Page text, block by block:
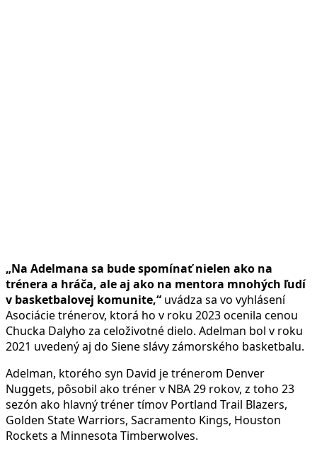
„Na Adelmana sa bude spomínať nielen ako na
trénera a hráča, ale aj ako na mentora mnohých ľudí
v basketbalovej komunite,“ uvádza sa vo vyhlásení
Asociácie trénerov, ktorá ho v roku 2023 ocenila cenou
Chucka Dalyho za celoživotné dielo. Adelman bol v roku
2021 uvedený aj do Siene slávy zámorského basketbalu.
Adelman, ktorého syn David je trénerom Denver
Nuggets, pôsobil ako tréner v NBA 29 rokov, z toho 23
sezón ako hlavný tréner tímov Portland Trail Blazers,
Golden State Warriors, Sacramento Kings, Houston
Rockets a Minnesota Timberwolves.